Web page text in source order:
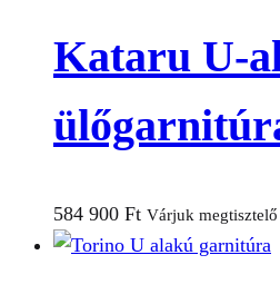
Kataru U-
584 900 Ft Várjuk